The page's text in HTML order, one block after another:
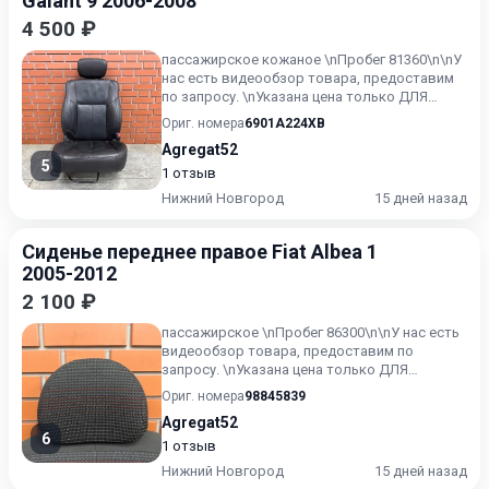
4 500 ₽
5
пассажирское кожаное \nПробег 81360\n\nУ
нас есть видеообзор товара, предоставим
по запросу. \nУказана цена только ДЛЯ
ПОЛЬЗОВАТЕЛЕЙ текущег...
Ориг. номера6901A224XB
Agregat52
1 отзыв
Нижний Новгород
15 дней назад
Сиденье переднее правое Fiat Albea 1
2005-2012
2 100 ₽
6
пассажирское \nПробег 86300\n\nУ нас есть
видеообзор товара, предоставим по
запросу. \nУказана цена только ДЛЯ
ПОЛЬЗОВАТЕЛЕЙ текущего ресурс...
Ориг. номера98845839
Agregat52
1 отзыв
Нижний Новгород
15 дней назад